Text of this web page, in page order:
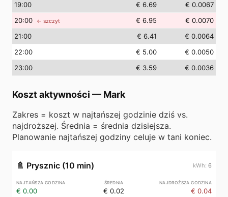
19:00 € 6.69
€ 0.0067
20:00 ← szczyt € 6.95
€ 0.0070
21:00 € 6.41
€ 0.0064
22:00 € 5.00
€ 0.0050
23:00 € 3.59 € 0.0036
Koszt aktywności — Mark
Zakres = koszt w najtańszej godzinie dziś vs.
najdroższej. Średnia = średnia dzisiejsza.
Planowanie najtańszej godziny celuje w tani koniec.
🚿 Prysznic (10 min) 6
€ 0.00 € 0.02 € 0.04